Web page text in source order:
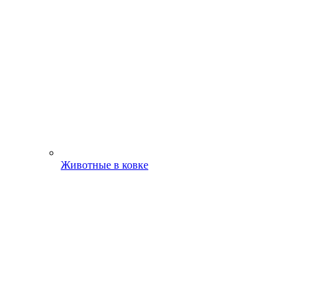
Животные в ковке